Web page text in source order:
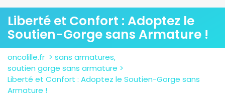
Liberté et Confort : Adoptez le
Soutien-Gorge sans Armature !
oncolille.fr > sans armatures,
soutien gorge sans armature >
Liberté et Confort : Adoptez le Soutien-Gorge sans
Armature !